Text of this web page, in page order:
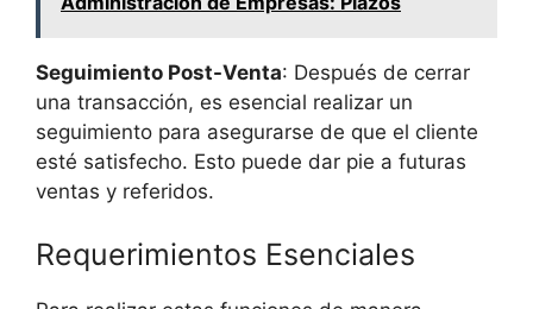
Seguimiento Post-Venta: Después de cerrar
una transacción, es esencial realizar un
seguimiento para asegurarse de que el cliente
esté satisfecho. Esto puede dar pie a futuras
ventas y referidos.
Requerimientos Esenciales